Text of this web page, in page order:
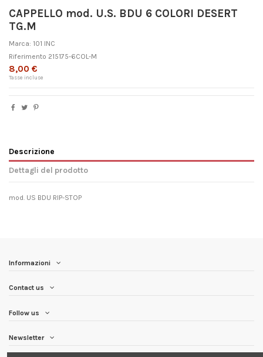
CAPPELLO mod. U.S. BDU 6 COLORI DESERT
TG.M
Marca: 101 INC
Riferimento 215175-6COL-M
8,00 €
Tasse incluse
Descrizione
Dettagli del prodotto
mod. US BDU RIP-STOP
Informazioni
Contact us
Follow us
Newsletter